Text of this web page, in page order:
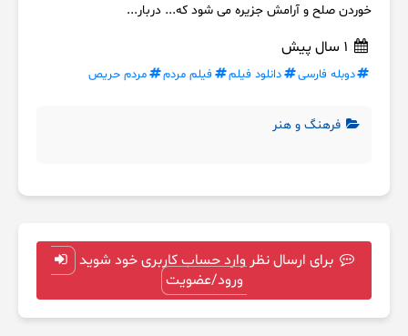
خوردن صلح و آرامش جزیره می شود که... دربار...
دوبله فارسی دانلود فیلم فیلم مردم مردم حریص
فرهنگ و هنر
برای ارسال نظر وارد حساب کاربری خود شوید
ورود/عضویت